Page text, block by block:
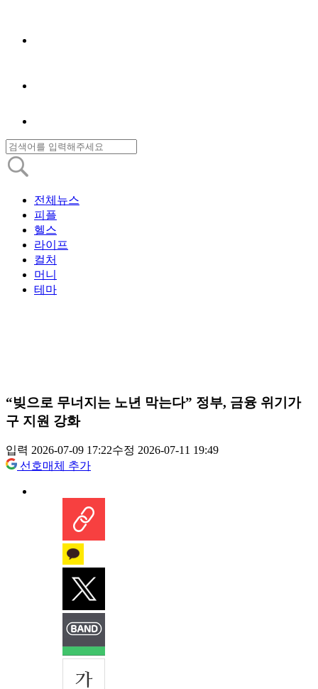
전체뉴스
피플
헬스
라이프
컬처
머니
테마
“빚으로 무너지는 노년 막는다” 정부, 금융 위기가
구 지원 강화
입력 2026-07-09 17:22수정 2026-07-11 19:49
선호매체 추가